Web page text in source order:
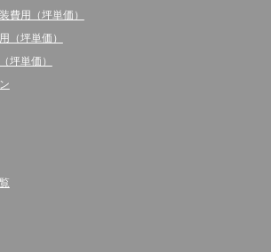
費用（坪単価）
（坪単価）
坪単価）